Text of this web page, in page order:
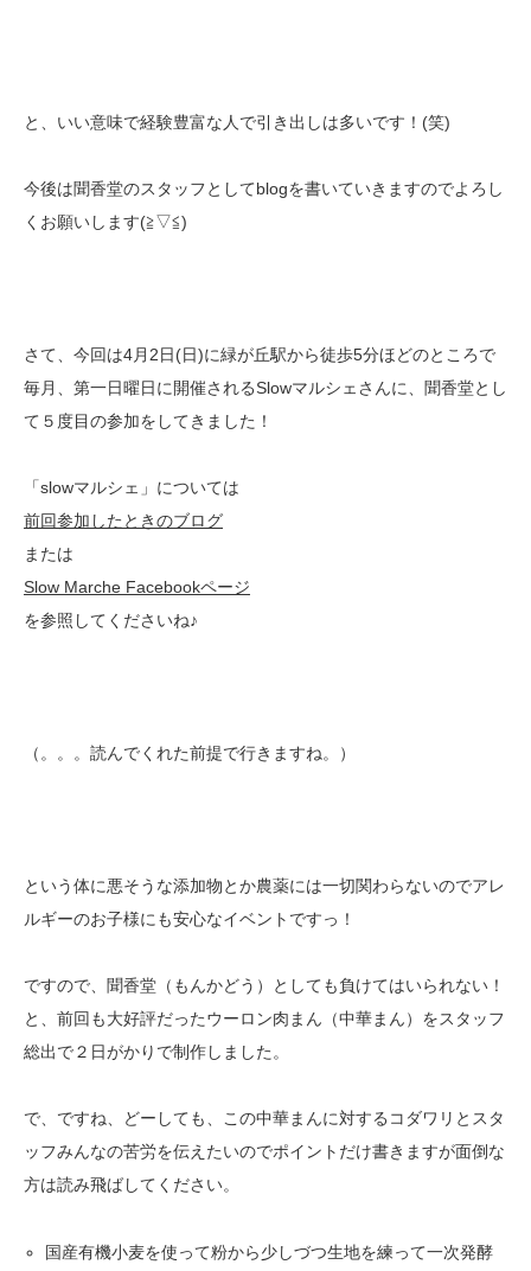
と、いい意味で経験豊富な人で引き出しは多いです！(笑)
今後は聞香堂のスタッフとしてblogを書いていきますのでよろし
くお願いします(≧▽≦)
さて、今回は4月2日(日)に緑が丘駅から徒歩5分ほどのところで
毎月、第一日曜日に 開催されるSlowマルシェさんに、聞香堂とし
て５度目の参加をしてきました！
「slowマルシェ」については
前回参加したときのブログ
または
Slow Marche Facebookページ
を参照してくださいね♪
（。。。読んでくれた前提で行きますね。）
という体に悪そうな添加物とか農薬には一切関わらないのでアレ
ルギーのお子様にも安心なイベントですっ！
ですので、聞香堂（もんかどう）としても負けてはいられない！
と、前回も大好評だったウーロン肉まん（中華まん）をスタッフ
総出で２日がかりで制作しました。
で、ですね、どーしても、この中華まんに対するコダワリとスタ
ッフみんなの苦労を伝えたいのでポイントだけ書きますが面倒な
方は読み飛ばしてください。
国産有機小麦を使って粉から少しづつ生地を練って一次発酵